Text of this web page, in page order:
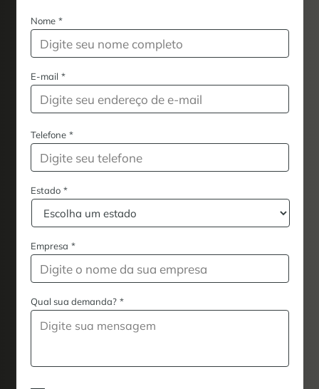
Nome *
E-mail *
Telefone *
Estado *
Empresa *
Qual sua demanda? *